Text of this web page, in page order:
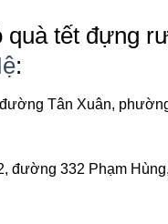
quà tết đựng
:
Tân Xuân,
đường 332 Phạm